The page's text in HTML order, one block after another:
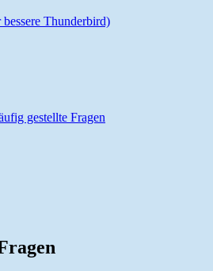
Thunderbird)
gestellte Fragen